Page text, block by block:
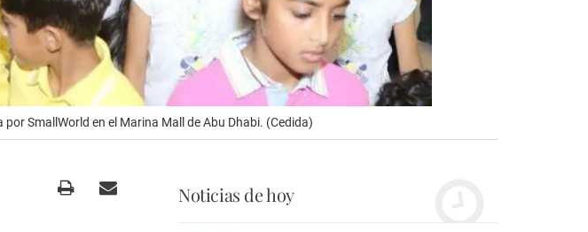
SmallWorld en el Marina Mall de Abu Dhabi. (Cedida)
Noticias de hoy